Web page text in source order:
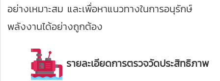
อย่างเหมาะสม และเพื่อหาแนวทางในการอนุรักษ์
พลังงานได้อย่างถูกต้อง
รายละเอียดการตรวจวัดประสิทธิภาพ